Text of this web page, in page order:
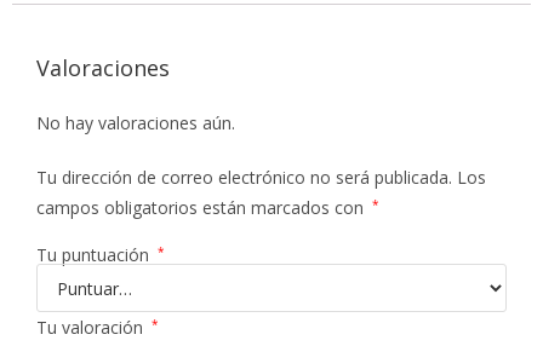
Valoraciones
No hay valoraciones aún.
Tu dirección de correo electrónico no será publicada. Los
campos obligatorios están marcados con *
Tu puntuación *
Tu valoración *